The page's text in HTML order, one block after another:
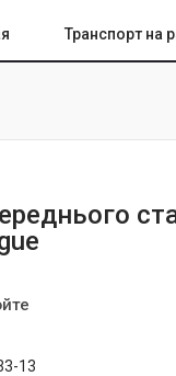
Транспорт на
13